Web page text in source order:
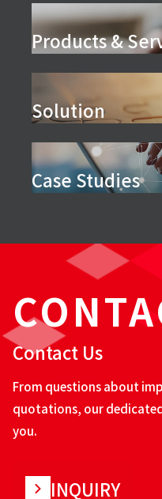
Products &
Solution
Case Studies
Contact Us
From questions about
quotations, our
you.
INQUIRY